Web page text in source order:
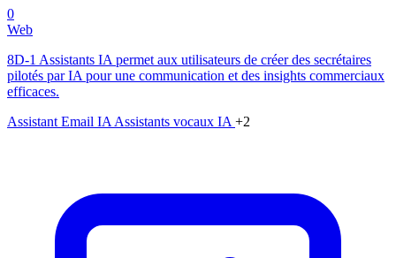
0
Web
8D-1 Assistants IA permet aux utilisateurs de créer des secrétaires
pilotés par IA pour une communication et des insights commerciaux
efficaces.
Assistant Email IA Assistants vocaux IA +2